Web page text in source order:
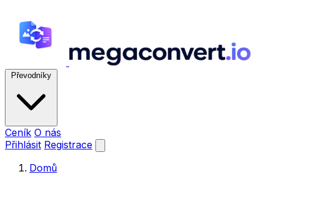
Převodníky
Ceník O nás
Přihlásit Registrace
Domů